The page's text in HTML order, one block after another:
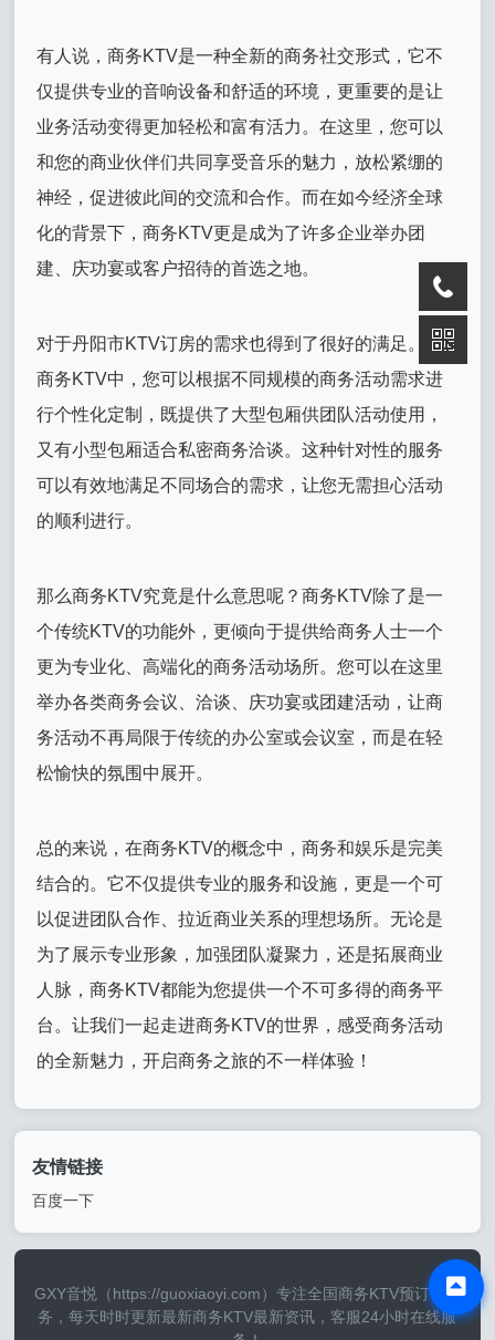
有人说，商务KTV是一种全新的商务社交形式，它不
仅提供专业的音响设备和舒适的环境，更重要的是让
业务活动变得更加轻松和富有活力。在这里，您可以
和您的商业伙伴们共同享受音乐的魅力，放松紧绷的
神经，促进彼此间的交流和合作。而在如今经济全球
化的背景下，商务KTV更是成为了许多企业举办团
建、庆功宴或客户招待的首选之地。
对于丹阳市KTV订房的需求也得到了很好的满足。在
商务KTV中，您可以根据不同规模的商务活动需求进
行个性化定制，既提供了大型包厢供团队活动使用，
又有小型包厢适合私密商务洽谈。这种针对性的服务
可以有效地满足不同场合的需求，让您无需担心活动
的顺利进行。
那么商务KTV究竟是什么意思呢？商务KTV除了是一
个传统KTV的功能外，更倾向于提供给商务人士一个
更为专业化、高端化的商务活动场所。您可以在这里
举办各类商务会议、洽谈、庆功宴或团建活动，让商
务活动不再局限于传统的办公室或会议室，而是在轻
松愉快的氛围中展开。
总的来说，在商务KTV的概念中，商务和娱乐是完美
结合的。它不仅提供专业的服务和设施，更是一个可
以促进团队合作、拉近商业关系的理想场所。无论是
为了展示专业形象，加强团队凝聚力，还是拓展商业
人脉，商务KTV都能为您提供一个不可多得的商务平
台。让我们一起走进商务KTV的世界，感受商务活动
的全新魅力，开启商务之旅的不一样体验！
友情链接
百度一下
GXY音悦（https://guoxiaoyi.com）专注全国商务KTV预订等服
务，每天时时更新最新商务KTV最新资讯，客服24小时在线服